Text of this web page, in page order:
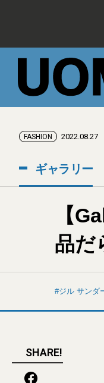
FASHION 2022.08.27
ギャラリー
【
品だ
ジル サンダ
SHARE!